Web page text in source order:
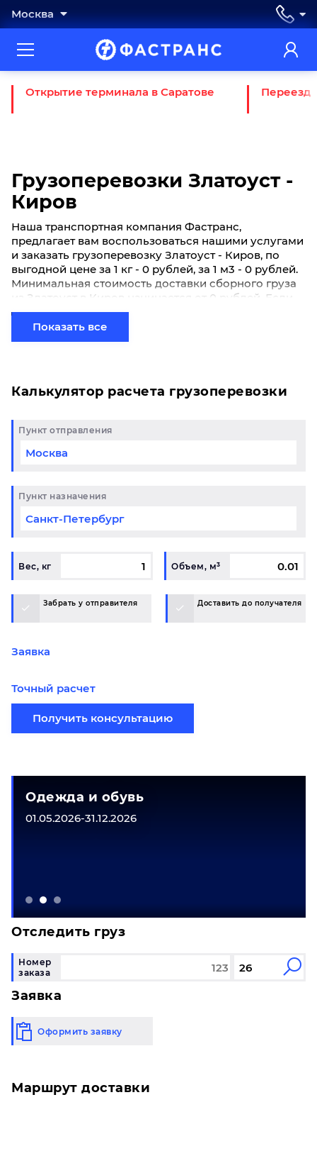
Москва
Открытие терминала в Саратове Переезд
Грузоперевозки Златоуст -
Киров
Наша транспортная компания Фастранс,
предлагает вам воспользоваться нашими услугами
и заказать грузоперевозку Златоуст - Киров, по
выгодной цене за 1 кг - 0 рублей, за 1 м3 - 0 рублей.
Минимальная стоимость доставки сборного груза
из Златоуст в Киров начинается от 0 рублей. Если
вы хотите отправить свой груз сборной партией по
готовому маршруту в Киров и у вас возникли
вопросы, свяжитесь с нашим специалистом на
Показать все
Калькулятор расчета грузоперевозки
Пункт отправления
Пункт назначения
Вес, кг Объем, м³
Забрать у отправителя Доставить до получателя
Заявка
Точный расчет
Получить консультацию
Одежда и обувь
01.05.2026-31.12.2026
Отследить груз
Номер
заказа
Заявка
Оформить заявку
Маршрут доставки